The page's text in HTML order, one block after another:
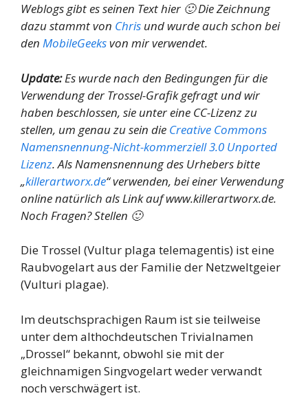
Weblogs gibt es seinen Text hier 🙂 Die Zeichnung
dazu stammt von Chris und wurde auch schon bei
den MobileGeeksvon mir verwendet.
Update:Es wurde nach den Bedingungen für die
Verwendung der Trossel-Grafik gefragt und wir
haben beschlossen, sie unter eine CC-Lizenz zu
stellen, um genau zu sein die Creative Commons
Namensnennung-Nicht-kommerziell 3.0 Unported
Lizenz. Als Namensnennung des Urhebers bitte
„killerartworx.de“ verwenden, bei einer Verwendung
online natürlich als Link auf www.killerartworx.de.
Noch Fragen? Stellen 🙂
Die Trossel (Vultur plaga telemagentis) ist eine
Raubvogelart aus der Familie der Netzweltgeier
(Vulturi plagae).
Im deutschsprachigen Raum ist sie teilweise
unter dem althochdeutschen Trivialnamen
„Drossel“ bekannt, obwohl sie mit der
gleichnamigen Singvogelart weder verwandt
noch verschwägert ist.